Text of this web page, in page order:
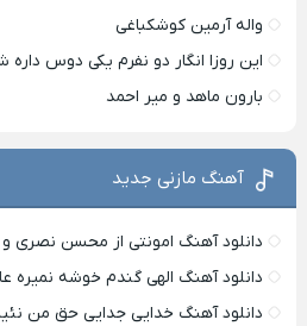
واله آرمین کوشکباغی
این روزا انگار دو نفرم یکی دوس داره
بارون ماهد و میر احمد
آهنگ مازنی جدید
دانلود آهنگ امونتی از محسن نصری
دانلود آهنگ الهی گندم خوشه نمیره
دانلود آهنگ خدایی جدایی حق من